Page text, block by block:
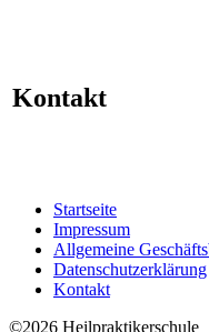
Kontakt
Startseite
Impressum
Allgemeine
Datenschutzerklärung
Kontakt
©2026 Heilpraktikerschule